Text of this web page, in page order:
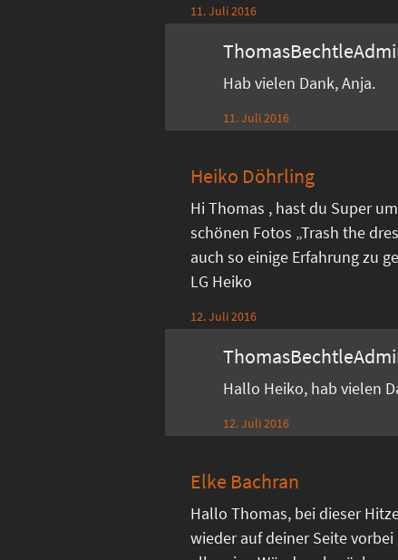
11. Juli 2016
Hab vielen Dank, Anja.
11. Juli 2016
Heiko Döhrling
Hi Thomas , hast du Super
schönen Fotos „Trash the
auch so einige Erfahrung zu
LG Heiko
12. Juli 2016
Hallo Heiko, hab vielen
12. Juli 2016
Elke Bachran
Hallo Thomas, bei dieser
wieder auf deiner Seite